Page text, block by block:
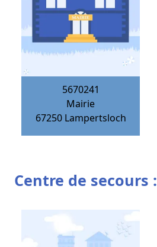
5670241
Mairie
67250 Lampertsloch
Centre de secours :